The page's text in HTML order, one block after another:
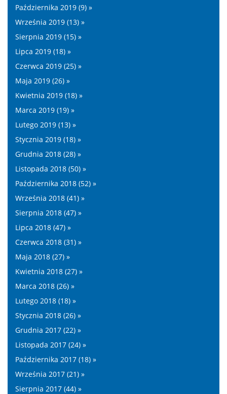
Października 2019 (9) »
Września 2019 (13) »
Sierpnia 2019 (15) »
Lipca 2019 (18) »
Czerwca 2019 (25) »
Maja 2019 (26) »
Kwietnia 2019 (18) »
Marca 2019 (19) »
Lutego 2019 (13) »
Stycznia 2019 (18) »
Grudnia 2018 (28) »
Listopada 2018 (50) »
Października 2018 (52) »
Września 2018 (41) »
Sierpnia 2018 (47) »
Lipca 2018 (47) »
Czerwca 2018 (31) »
Maja 2018 (27) »
Kwietnia 2018 (27) »
Marca 2018 (26) »
Lutego 2018 (18) »
Stycznia 2018 (26) »
Grudnia 2017 (22) »
Listopada 2017 (24) »
Października 2017 (18) »
Września 2017 (21) »
Sierpnia 2017 (44) »